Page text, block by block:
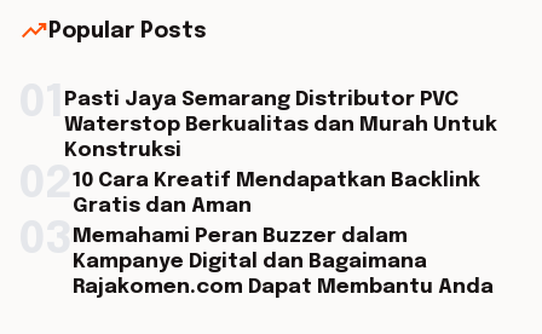
trending_up Popular Posts
Pasti Jaya Semarang Distributor PVC
Waterstop Berkualitas dan Murah Untuk
Konstruksi
10 Cara Kreatif Mendapatkan Backlink
Gratis dan Aman
Memahami Peran Buzzer dalam
Kampanye Digital dan Bagaimana
Rajakomen.com Dapat Membantu Anda